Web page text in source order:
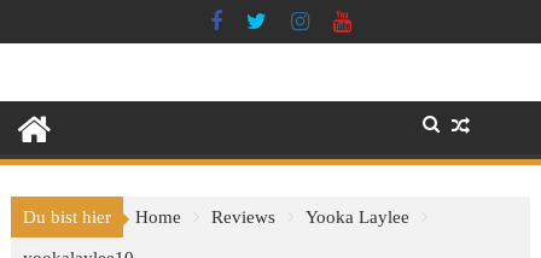
to
Du bist hier Home Reviews Yooka Laylee